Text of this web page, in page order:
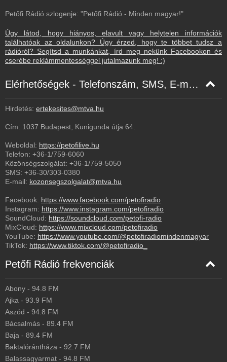
Petőfi Rádió szlogenje: "Petőfi Rádió - Minden magyar!"
Úgy látod, hogy hiányos, elavult vagy helytelen információk
találhatóak az oldalunkon? Úgy érzed, hogy te többet tudsz a
rádióról? Segítsd a munkánkat, írd meg nekünk Facebookon és
cserébe reklámmentességgel jutalmazunk meg! :)
Elérhetőségek - Telefonszám, SMS, E-mail, Facebook
Hirdetés: ertekesites@mtva.hu
Cím: 1037 Budapest, Kunigunda útja 64.
Weboldal: https://petofilive.hu
Telefon: +36-1/759-6060
Közönségszolgálat: +36-1/759-5050
SMS: +36-30/303-0380
E-mail: kozonsegszolgalat@mtva.hu
Facebook: https://www.facebook.com/petofiradio
Instagram: https://www.instagram.com/petofiradio
SoundCloud: https://soundcloud.com/petofi-radio
MixCloud: https://www.mixcloud.com/petofiradio
YouTube: https://www.youtube.com/@petofiradiomindenmagyar
TikTok: https://www.tiktok.com/@petofiradio_
Petőfi Rádió frekvenciák
Abony - 94.8 FM
Ajka - 93.9 FM
Aszód - 94.8 FM
Bácsalmás - 89.4 FM
Baja - 89.4 FM
Baktalórántháza - 92.7 FM
Balassagyarmat - 94.8 FM